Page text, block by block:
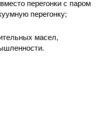
перегонки с паром
перегонку;
масел,